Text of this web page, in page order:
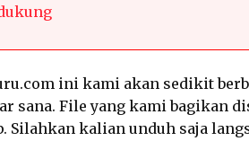
ini kami akan sedikit
sana. File yang kami bagikan
Silahkan kalian unduh saja